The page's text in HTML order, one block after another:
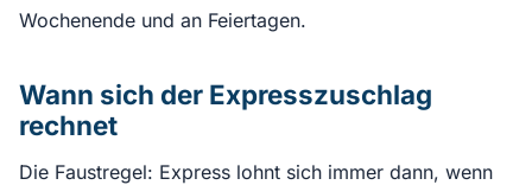
Wochenende und an Feiertagen.
Wann sich der Expresszuschlag
rechnet
Die Faustregel: Express lohnt sich immer dann, wenn